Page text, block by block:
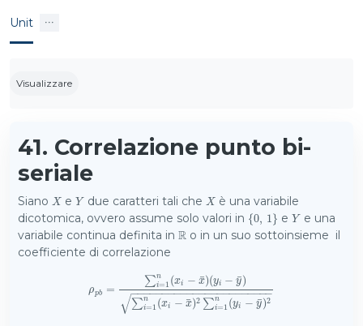
Unit
Visualizzare
41. Correlazione punto bi-
seriale
Siano X
X eY
Y due caratteri tali cheX
X è una variabile
dicotomica, ovvero assume solo valori in {0, 1}
{0, } eY
Y e una
variabile continua definita in R
R o in un suo sottoinsieme il
coefficiente di correlazione
ρpb =
∑n
i=1 (xi − x
¯)(yi − y
¯)
∑n
i=1 (xi − x
¯)2 ∑n
i=1 (yi − y
¯)2
− −
−−−−−−−−−−−−−−−−−−−−−
√
ρpb=∑i=1n(xi−x¯)(yi−y¯)∑i=1n(xi−x¯)